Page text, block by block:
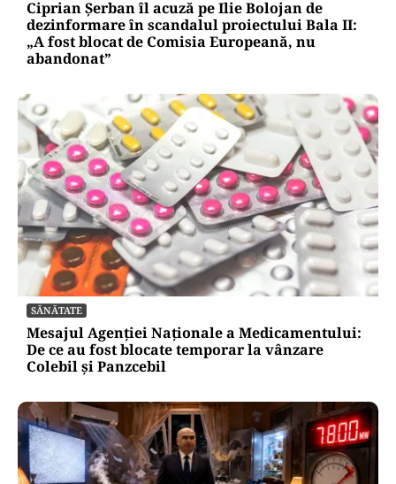
Ciprian Șerban îl acuză pe Ilie Bolojan de
dezinformare în scandalul proiectului Bala II:
„A fost blocat de Comisia Europeană, nu
abandonat”
SĂNĂTATE
Mesajul Agenției Naționale a Medicamentului:
De ce au fost blocate temporar la vânzare
Colebil și Panzcebil